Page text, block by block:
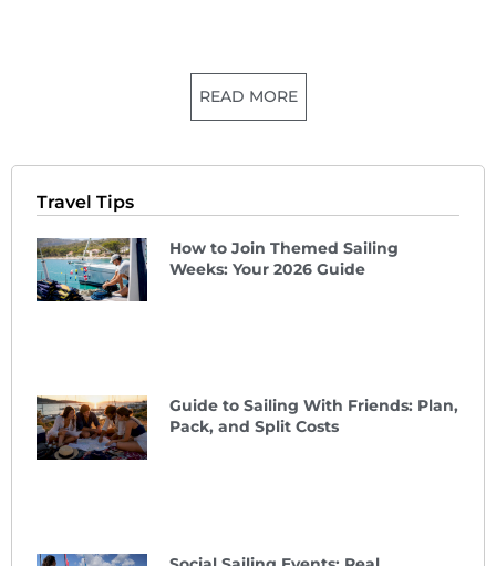
READ MORE
Travel Tips
How to Join Themed Sailing
Weeks: Your 2026 Guide
Guide to Sailing With Friends: Plan,
Pack, and Split Costs